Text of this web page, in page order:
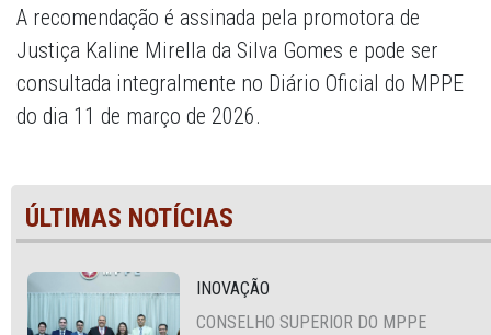
A recomendação é assinada pela promotora de
Justiça Kaline Mirella da Silva Gomes e pode ser
consultada integralmente no Diário Oficial do MPPE
do dia 11 de março de 2026.
ÚLTIMAS NOTÍCIAS
INOVAÇÃO
CONSELHO SUPERIOR DO MPPE